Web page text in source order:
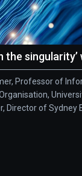
the singularity’
Professor of
Director of Sydney